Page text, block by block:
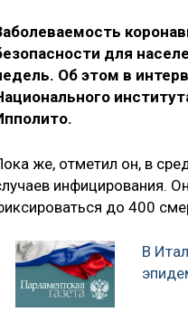
для
Об этом в
же, отметил он, в
инфицирования.
до 400
В